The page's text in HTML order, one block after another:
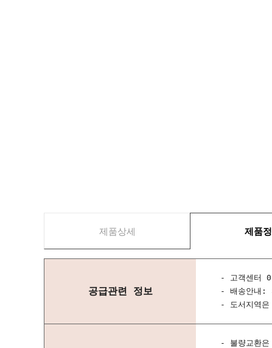
제품상세 제품
공급관련 정보
- 고객센터
- 배송안내:
- 도서지역
- 불량교환